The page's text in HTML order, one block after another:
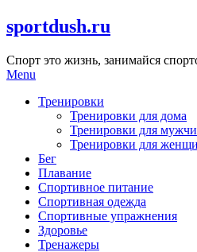
Skip
to
sportdush.ru
Спорт это жизнь, занимайся
Menu
Тренировки
Тренировки для дома
Тренировки для
Тренировки для
Бег
Плавание
Спортивное питание
Спортивная одежда
Спортивные упражнения
Здоровье
Тренажеры